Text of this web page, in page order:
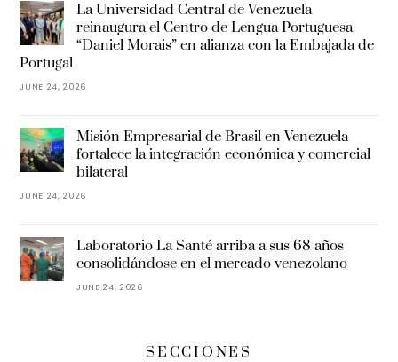
La Universidad Central de Venezuela
reinaugura el Centro de Lengua Portuguesa
“Daniel Morais” en alianza con la Embajada de
Portugal
JUNE 24, 2026
Misión Empresarial de Brasil en Venezuela
fortalece la integración económica y comercial
bilateral
JUNE 24, 2026
Laboratorio La Santé arriba a sus 68 años
consolidándose en el mercado venezolano
JUNE 24, 2026
SECCIONES